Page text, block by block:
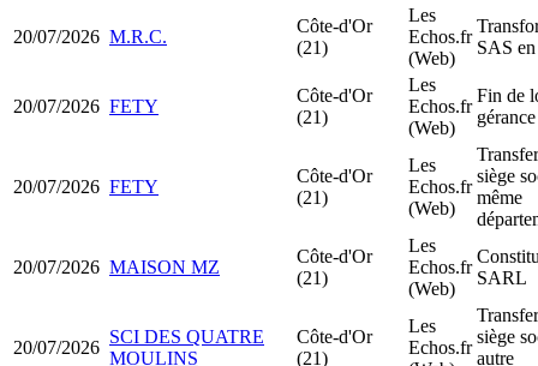
20/07/2026 M.R.C.
Côte-d'Or
(21)
Les
Echos.fr
(Web)
SAS
20/07/2026 FETY
Côte-d'Or
(21)
Les
Echos.fr
(Web)
Fin de
gérance
20/07/2026 FETY
Côte-d'Or
(21)
Les
Echos.fr
(Web)
siège
même
20/07/2026 MAISON MZ
Côte-d'Or
(21)
Les
Echos.fr
(Web)
SARL
20/07/2026
SCI DES QUATRE
MOULINS
Côte-d'Or
(21)
Les
Echos.fr
siège
autre